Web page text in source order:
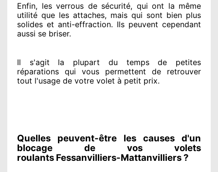
Enfin, les verrous de sécurité, qui ont la même
utilité que les attaches, mais qui sont bien plus
solides et anti-effraction. Ils peuvent cependant
aussi se briser.
Il s'agit la plupart du tempsde petites
réparations qui vous permettent de retrouver
tout l'usage de votre volet à petit prix.
Quelles peuvent-être les causes d'un
blocage de vos volets
roulants Fessanvilliers-Mattanvilliers ?